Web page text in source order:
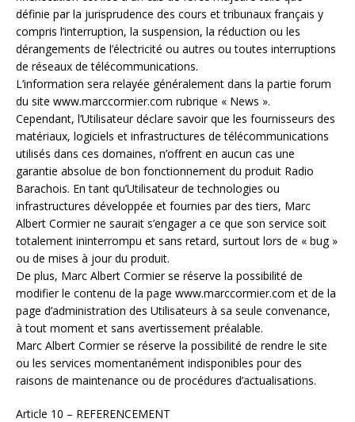
définie par la jurisprudence des cours et tribunaux français y
compris l’interruption, la suspension, la réduction ou les
dérangements de l’électricité ou autres ou toutes interruptions
de réseaux de télécommunications.
L’information sera relayée généralement dans la partie forum
du site www.marccormier.com rubrique « News ».
Cependant, l’Utilisateur déclare savoir que les fournisseurs des
matériaux, logiciels et infrastructures de télécommunications
utilisés dans ces domaines, n’offrent en aucun cas une
garantie absolue de bon fonctionnement du produit Radio
Barachois. En tant qu’Utilisateur de technologies ou
infrastructures développée et fournies par des tiers, Marc
Albert Cormier ne saurait s’engager a ce que son service soit
totalement ininterrompu et sans retard, surtout lors de « bug »
ou de mises à jour du produit.
De plus, Marc Albert Cormier se réserve la possibilité de
modifier le contenu de la page www.marccormier.com et de la
page d’administration des Utilisateurs à sa seule convenance,
à tout moment et sans avertissement préalable.
Marc Albert Cormier se réserve la possibilité de rendre le site
ou les services momentanément indisponibles pour des
raisons de maintenance ou de procédures d’actualisations.
Article 10 – REFERENCEMENT